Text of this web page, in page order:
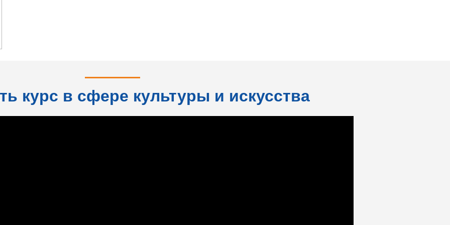
курс в сфере культуры и искусства